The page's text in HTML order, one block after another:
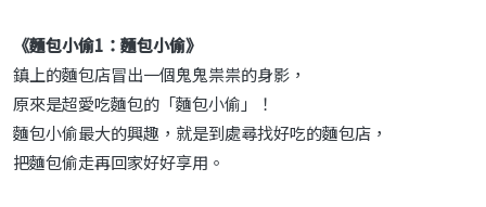
《麵包小偷1：麵包小偷》
鎮上的麵包店冒出一個鬼鬼祟祟的身影，
原來是超愛吃麵包的「麵包小偷」！
麵包小偷最大的興趣，就是到處尋找好吃的麵包店，
把麵包偷走再回家好好享用。